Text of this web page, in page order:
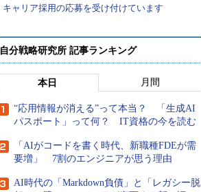
キャリア採用の応募を受け付けています
自分戦略研究所 記事ランキング
本日 月間
“応用情報が消える”って本当？ 「生成AI
パスポート」って何？ IT資格の今を読む
「AIがコードを書く時代、新職種FDEが需
要増」 7割のエンジニアが思う理由
AI時代の「Markdown負債」と「レガシー脱